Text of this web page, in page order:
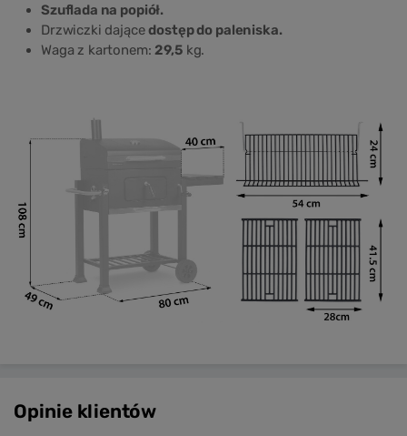
Szuflada na popiół.
Drzwiczki dającedostęp do paleniska.
Waga z kartonem:29,5kg.
Opinie klientów